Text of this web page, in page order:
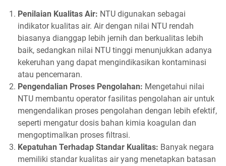
Penilaian Kualitas Air: NTU digunakan sebagai
indikator kualitas air. Air dengan nilai NTU rendah
biasanya dianggap lebih jernih dan berkualitas lebih
baik, sedangkan nilai NTU tinggi menunjukkan adanya
kekeruhan yang dapat mengindikasikan kontaminasi
atau pencemaran.
Pengendalian Proses Pengolahan: Mengetahui nilai
NTU membantu operator fasilitas pengolahan air untuk
mengendalikan proses pengolahan dengan lebih efektif,
seperti mengatur dosis bahan kimia koagulan dan
mengoptimalkan proses filtrasi.
Kepatuhan Terhadap Standar Kualitas: Banyak negara
memiliki standar kualitas air yang menetapkan batasan